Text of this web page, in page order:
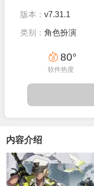
版本：v7.31.1
类别：角色扮演
80°
软件热度
内容介绍